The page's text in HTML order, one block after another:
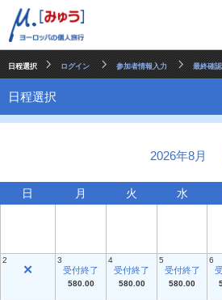
日程選択 ログイン 参加者情報入力 最終確認
日程選択
2026年8月
日 月 火 水
2
✕
3
受付終了
580.00
4
受付終了
580.00
5
受付終了
580.00
6